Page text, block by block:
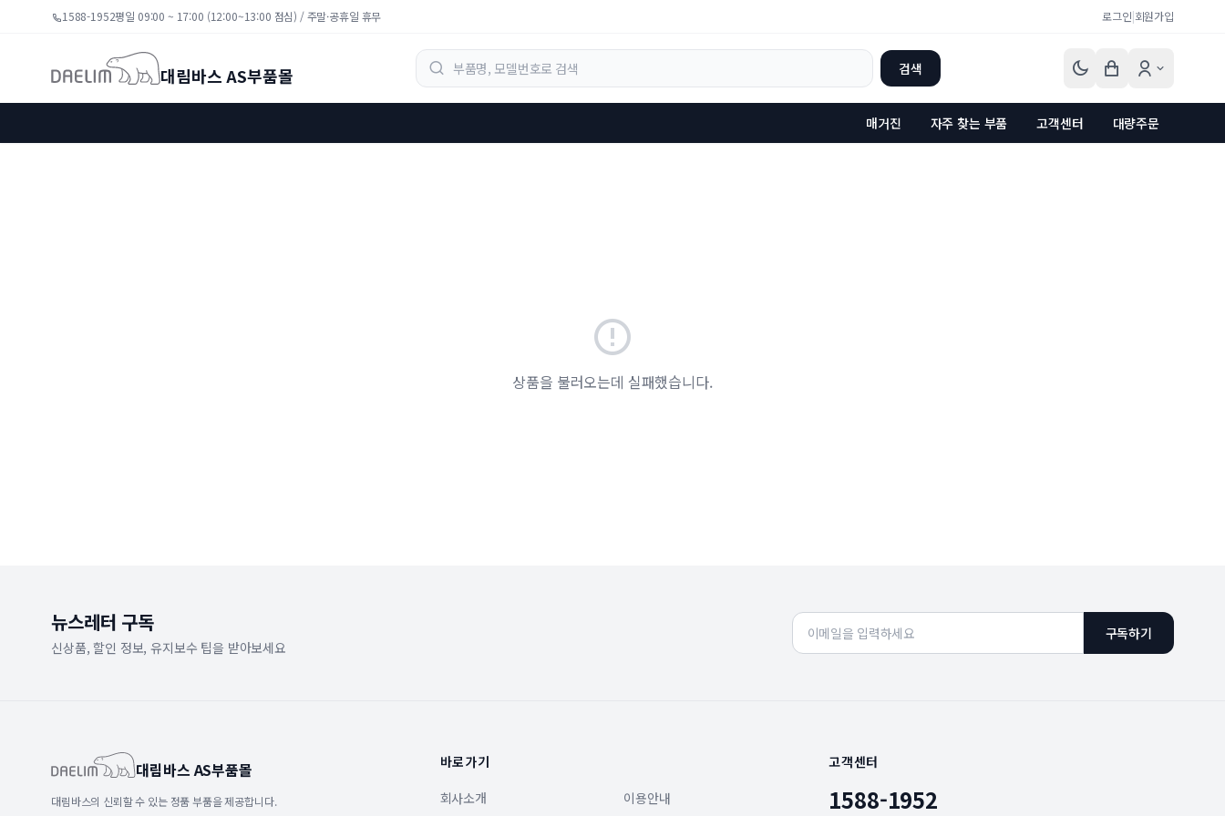
1588-1952평일 09:00 ~ 17:00 (12:00~13:00 점심) / 주말·공휴일 휴무 로그인|회원가입
대림바스 AS부품몰 검색
매거진 자주 찾는 부품 고객센터 대량주문
상품을 불러오는데 실패했습니다.
뉴스레터 구독
신상품, 할인 정보, 유지보수 팁을 받아보세요
구독하기
대림바스 AS부품몰
대림바스의 신뢰할 수 있는 정품 부품을 제공합니다.
바로가기
회사소개
이용안내
고객센터
1588-1952